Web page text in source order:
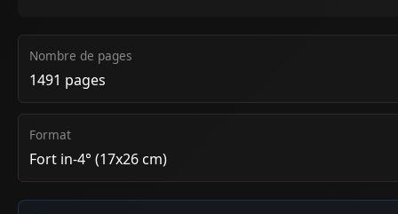
Nombre de pages
1491 pages
Format
Fort in-4° (17x26 cm)